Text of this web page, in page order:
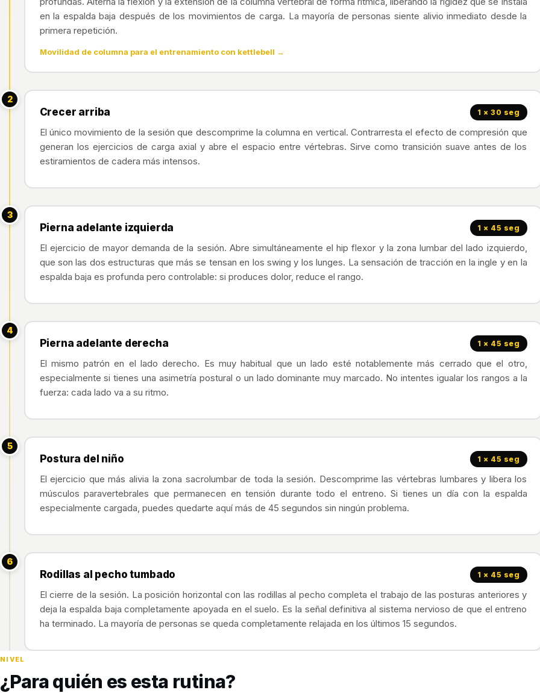
en la espalda baja después de los movimientos de carga. La mayoría de personas siente alivio inmediato desde la
primera repetición.
Movilidad de columna para el entrenamiento con kettlebell →
2
Crecer arriba 1 × 30 seg
El único movimiento de la sesión que descomprime la columna en vertical. Contrarresta el efecto de compresión que
generan los ejercicios de carga axial y abre el espacio entre vértebras. Sirve como transición suave antes de los
estiramientos de cadera más intensos.
3
Pierna adelante izquierda 1 × 45 seg
El ejercicio de mayor demanda de la sesión. Abre simultáneamente el hip flexor y la zona lumbar del lado izquierdo,
que son las dos estructuras que más se tensan en los swing y los lunges. La sensación de tracción en la ingle y en la
espalda baja es profunda pero controlable: si produces dolor, reduce el rango.
4
Pierna adelante derecha 1 × 45 seg
El mismo patrón en el lado derecho. Es muy habitual que un lado esté notablemente más cerrado que el otro,
especialmente si tienes una asimetría postural o un lado dominante muy marcado. No intentes igualar los rangos a la
fuerza: cada lado va a su ritmo.
5
Postura del niño 1 × 45 seg
El ejercicio que más alivia la zona sacrolumbar de toda la sesión. Descomprime las vértebras lumbares y libera los
músculos paravertebrales que permanecen en tensión durante todo el entreno. Si tienes un día con la espalda
especialmente cargada, puedes quedarte aquí más de 45 segundos sin ningún problema.
6
Rodillas al pecho tumbado 1 × 45 seg
El cierre de la sesión. La posición horizontal con las rodillas al pecho completa el trabajo de las posturas anteriores y
deja la espalda baja completamente apoyada en el suelo. Es la señal definitiva al sistema nervioso de que el entreno
ha terminado. La mayoría de personas se queda completamente relajada en los últimos 15 segundos.
NIVEL
¿Para quién es esta rutina?